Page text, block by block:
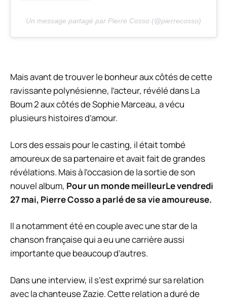
Un message partagé par Pierre Cosso (@pierrecosso)
Mais avant de trouver le bonheur aux côtés de cette
ravissante polynésienne, l’acteur, révélé dans La
Boum 2 aux côtés de Sophie Marceau, a vécu
plusieurs histoires d’amour.
Lors des essais pour le casting, il était tombé
amoureux de sa partenaire et avait fait de grandes
révélations. Mais à l’occasion de la sortie de son
nouvel album, Pour un monde meilleurLe vendredi
27 mai, Pierre Cosso a parlé de sa vie amoureuse.
Il a notamment été en couple avec une star de la
chanson française qui a eu une carrière aussi
importante que beaucoup d’autres.
Dans une interview, il s’est exprimé sur sa relation
avec la chanteuse Zazie. Cette relation a duré de